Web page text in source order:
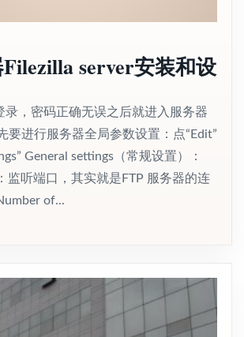
server安装和设
录，密码正确无误之后就进入服务器
要进行服务器全局参数设置：点“Edit”
General settings（常规设置）：
监听端口，其实就是FTP 服务器的连
of...